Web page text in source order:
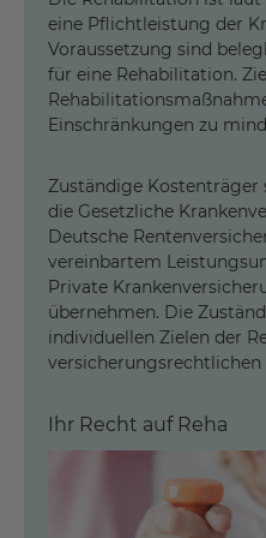
durch die
Rentner und
1. Sie werden direkt in die
verlegt, ohne dass die
(Krankenversicherung oder
abgewartet werden muss.
2. Ist eine direkte
schnellstmöglich in die
verlegt, nachdem der
oder Rentenversicherung)
entschieden hat.
Die
Anschlussrehabilitation
und den beeinträchtigten
erlernen
Problemlagen im Alltag zu
Diagnose anerkannt ist.
eine Pflichtleistung der
Voraussetzung sind
für eine Rehabilitation.
Einschränkungen zu
Zuständige Kostenträger
die Gesetzliche
Deutsche
vereinbartem
Private
übernehmen. Die
individuellen Zielen der
versicherungsrechtlichen
Ihr Recht auf Reha